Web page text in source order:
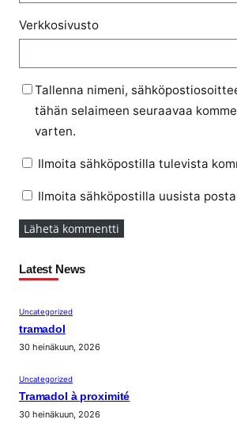
Verkkosivusto
Tallenna nimeni,
tähän selaimeen seuraavaa
varten.
Ilmoita sähköpostilla tulevista
Ilmoita sähköpostilla uusista
Latest News
Uncategorized
tramadol
30 heinäkuun, 2026
Uncategorized
Tramadol à proximité
30 heinäkuun, 2026